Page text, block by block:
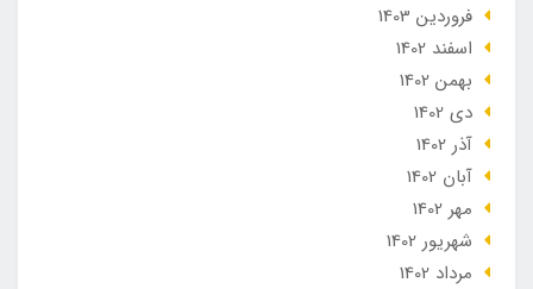
فروردین 1403
اسفند 1402
بهمن 1402
دی 1402
آذر 1402
آبان 1402
مهر 1402
شهریور 1402
مرداد 1402